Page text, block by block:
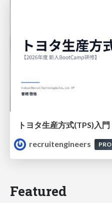
トヨタ⽣産⽅式(TPS)⼊⾨
recruitengineers
PRO
Featured